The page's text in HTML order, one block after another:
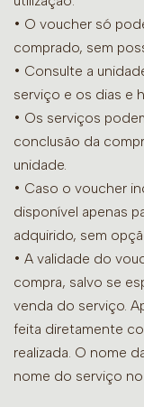
• O voucher só
comprado, sem
• Consulte a
serviço e os dias e
• Os serviços
conclusão da
unidade.
• Caso o voucher
disponível apenas
adquirido, sem
• A validade do
compra, salvo se
venda do serviço.
feita diretamente
realizada. O nome
nome do serviço